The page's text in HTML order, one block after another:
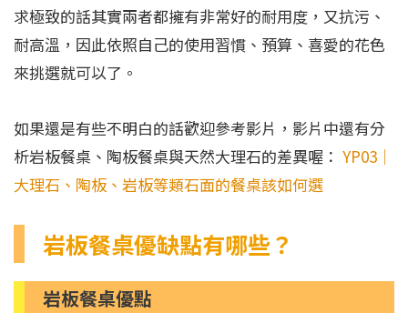
求極致的話其實兩者都擁有非常好的耐用度，又抗污、
耐高溫，因此依照自己的使用習慣、預算、喜愛的花色
來挑選就可以了。
如果還是有些不明白的話歡迎參考影片，影片中還有分
析岩板餐桌、陶板餐桌與天然大理石的差異喔： YP03｜
大理石、陶板、岩板等類石面的餐桌該如何選
岩板餐桌優缺點有哪些？
岩板餐桌優點